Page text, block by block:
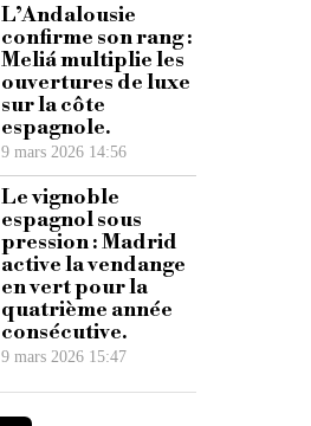
L’Andalousie
confirme son rang :
Meliá multiplie les
ouvertures de luxe
sur la côte
espagnole.
9 mars 2026 14:56
Le vignoble
espagnol sous
pression : Madrid
active la vendange
en vert pour la
quatrième année
consécutive.
9 mars 2026 15:47